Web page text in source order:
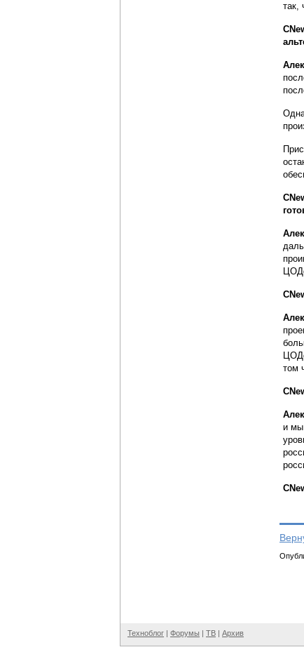
так,
том
и мы
Техноблог | Форумы | ТВ | Архив